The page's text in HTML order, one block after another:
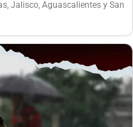
Jalisco, Aguascalientes y San